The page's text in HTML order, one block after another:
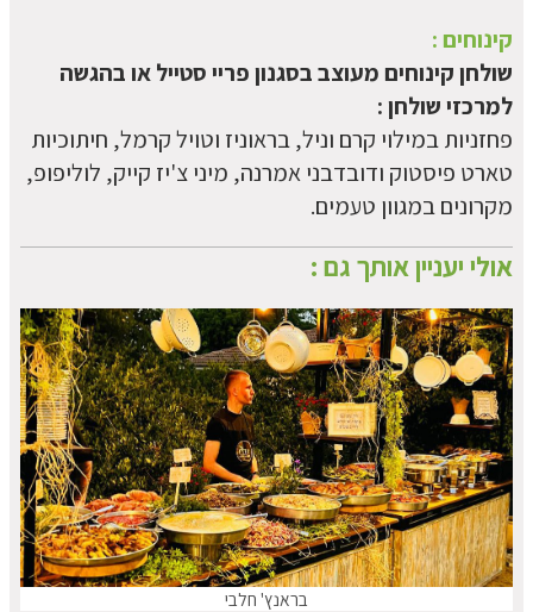
קינוחים :
שולחן קינוחים מעוצב בסגנון פריי סטייל או בהגשה
למרכזי שולחן :
פחזניות במילוי קרם וניל, בראוניז וטויל קרמל, חיתוכיות
טארט פיסטוק ודובדבני אמרנה, מיני צ'יז קייק, לוליפופ,
מקרונים במגוון טעמים.
אולי יעניין אותך גם :
בראנץ' חלבי